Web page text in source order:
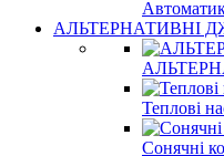
АЛЬТЕРНАТИВНІ
Теплові
Сонячні